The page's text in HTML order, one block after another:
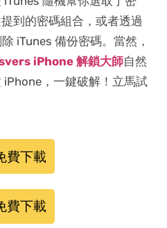
到的密碼組合，或者透過
iTunes 備份密碼。當然，
iPhone 解鎖大師自然
，一鍵破解！立馬試
費下載
費下載